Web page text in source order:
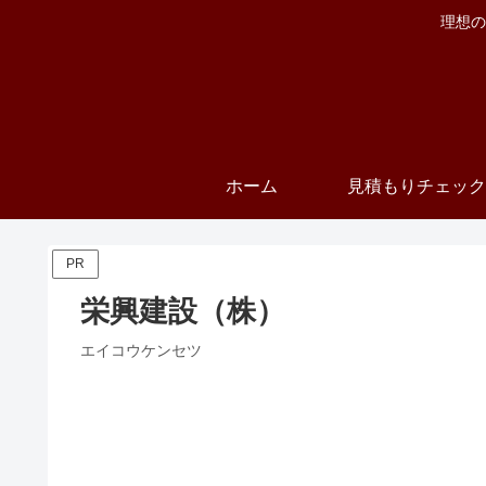
理想
ホーム 見積もりチェッ
PR
栄興建設（株）
エイコウケンセツ